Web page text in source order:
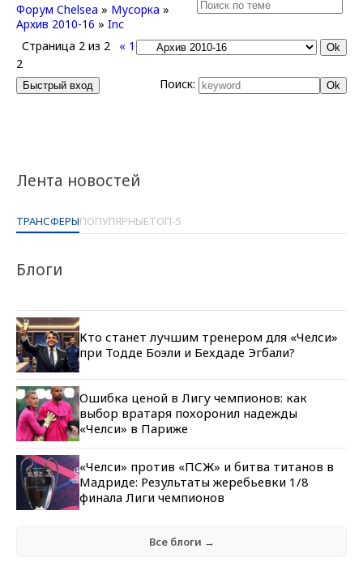
Лента новостей
ТРАНСФЕРЫПОПУЛЯРНЫЕТОП-5
Блоги
Кто станет лучшим тренером для «Челси»
при Тодде Боэли и Бехдаде Эгбали?
Ошибка ценой в Лигу чемпионов: как
выбор вратаря похоронил надежды
«Челси» в Париже
«Челси» против «ПСЖ» и битва титанов в
Мадриде: Результаты жеребьевки 1/8
финала Лиги чемпионов
Все блоги →
Форум Chelsea » Мусорка »
Архив 2010-16 » Inc
Страница 2 из 2 « 1
2
Поиск: